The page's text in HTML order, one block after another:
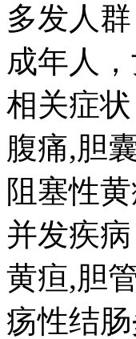
多发人群
成年人
相关症状
腹痛,胆
阻塞性
并发疾病
黄疸,胆
疡性结